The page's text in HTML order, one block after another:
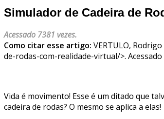
Simulador de Cadeira de
Acessado 7381 vezes.
Como citar esse artigo: VERTULO, Rodrigo
de-rodas-com-realidade-virtual/>. Acessado
Vida é movimento! Esse é um ditado que
cadeira de rodas? O mesmo se aplica a elas!